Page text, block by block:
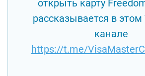
открыть карту
рассказывается в
канале
https://t.me/